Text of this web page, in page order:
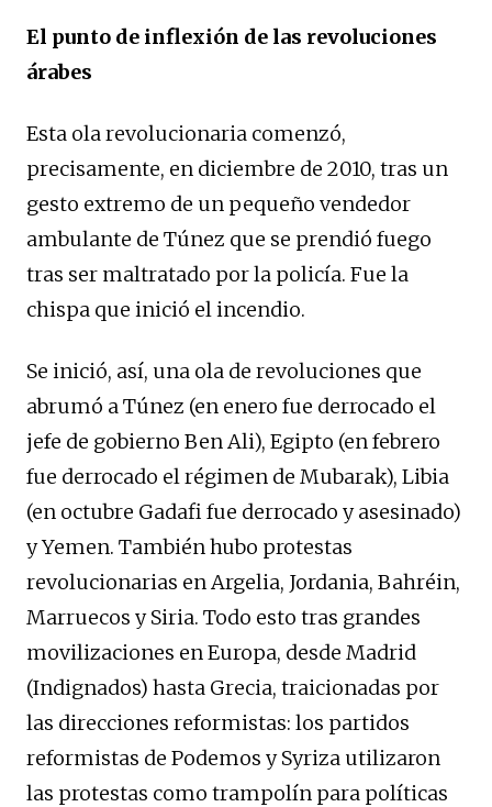
El punto de inflexión de las revoluciones
árabes
Esta ola revolucionaria comenzó,
precisamente, en diciembre de 2010, tras un
gesto extremo de un pequeño vendedor
ambulante de Túnez que se prendió fuego
tras ser maltratado por la policía. Fue la
chispa que inició el incendio.
Se inició, así, una ola de revoluciones que
abrumó a Túnez (en enero fue derrocado el
jefe de gobierno Ben Ali), Egipto (en febrero
fue derrocado el régimen de Mubarak), Libia
(en octubre Gadafi fue derrocado y asesinado)
y Yemen. También hubo protestas
revolucionarias en Argelia, Jordania, Bahréin,
Marruecos y Siria. Todo esto tras grandes
movilizaciones en Europa, desde Madrid
(Indignados) hasta Grecia, traicionadas por
las direcciones reformistas: los partidos
reformistas de Podemos y Syriza utilizaron
las protestas como trampolín para políticas